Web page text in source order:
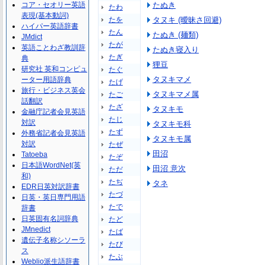
たわ
たを
たん
たが
たぎ
たぐ
たげ
たご
たざ
たじ
たず
たぜ
たぞ
ただ
たぢ
たづ
たで
たど
たば
たび
たぶ
たぬき
タヌキ (曖昧さ回避)
たぬき (麺類)
たぬき寝入り
狸豆
タヌキマメ
タヌキマメ属
タヌキモ
タヌキモ科
タヌキモ属
田沼
田沼 意次
タネ
コア・セオリー英語
表現(基本動詞)
ハイパー英語辞書
JMdict
英語ことわざ教訓辞
典
研究社 英和コンピュ
ーター用語辞典
旅行・ビジネス英会
話翻訳
金融庁記者会見英語
対訳
外務省記者会見英語
対訳
Tatoeba
日本語WordNet(英
和)
EDR日英対訳辞書
日英・英日専門用語
辞書
日英固有名詞辞典
JMnedict
遺伝子名称シソーラ
ス
Weblio派生語辞書